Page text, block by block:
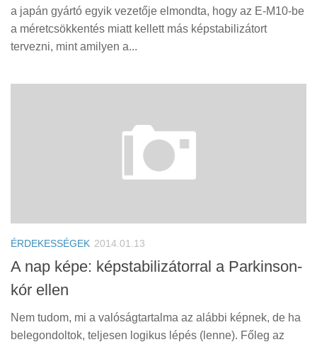
a japán gyártó egyik vezetője elmondta, hogy az E-M10-be
a méretcsökkentés miatt kellett más képstabilizátort
tervezni, mint amilyen a...
ÉRDEKESSÉGEK 2014.01.13
A nap képe: képstabilizátorral a Parkinson-
kór ellen
Nem tudom, mi a valóságtartalma az alábbi képnek, de ha
belegondoltok, teljesen logikus lépés (lenne). Főleg az